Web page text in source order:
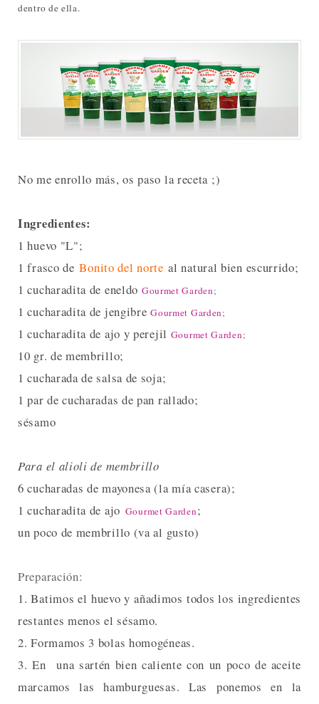
dentro de ella.
No me enrollo más, os paso la receta ;)
Ingredientes:
1 huevo "L";
1 frasco deBonito del norte al natural bien escurrido;
1 cucharadita de eneldo Gourmet Garden;
1 cucharadita de jengibre Gourmet Garden;
1 cucharadita de ajo y perejil Gourmet Garden;
10 gr. de membrillo;
1 cucharada de salsa de soja;
1 par de cucharadas de pan rallado;
sésamo
Para el alioli de membrillo
6 cucharadas de mayonesa (la mía casera);
1 cucharadita de ajo Gourmet Garden;
un poco de membrillo (va al gusto)
Preparación:
1. Batimos el huevo y añadimos todos los ingredientes
restantes menos el sésamo.
2. Formamos 3 bolas homogéneas.
3. En una sartén bien caliente con un poco de aceite
marcamos las hamburguesas. Las ponemos en la